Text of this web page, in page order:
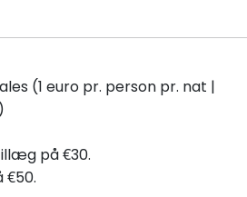
(1 euro pr. person pr. nat |
på €30.